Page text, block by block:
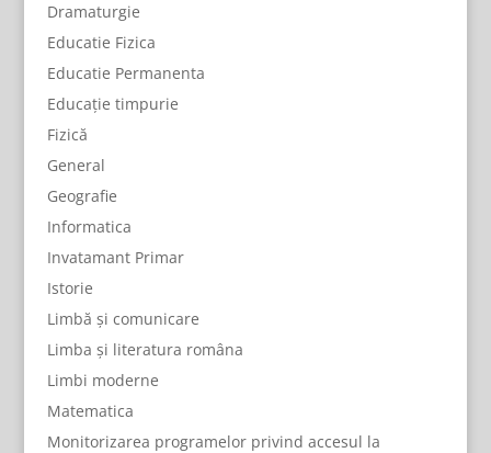
Dramaturgie
Educatie Fizica
Educatie Permanenta
Educație timpurie
Fizică
General
Geografie
Informatica
Invatamant Primar
Istorie
Limbă și comunicare
Limba și literatura româna
Limbi moderne
Matematica
Monitorizarea programelor privind accesul la